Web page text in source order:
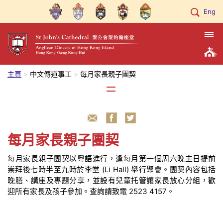
Eng
主頁 中文傳道事工 每月家長親子團契
每月家長親子團契
每月家長親子團契以粵語進行，逢每月第一個周六晚主日提前
崇拜後七時半至九時於李堂 (Li Hall) 舉行聚會。團契內容包括
晚膳、講座及專題分享，並設有兒童托管讓家長放心分組，歡
迎所有家長及孩子參加。查詢請致電 2523 4157。